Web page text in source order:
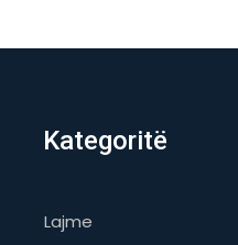
Kategoritë
Lajme